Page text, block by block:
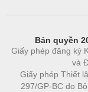
Bản quyền
Giấy phép đăng ký
và
Giấy phép Thiết
297/GP-BC do